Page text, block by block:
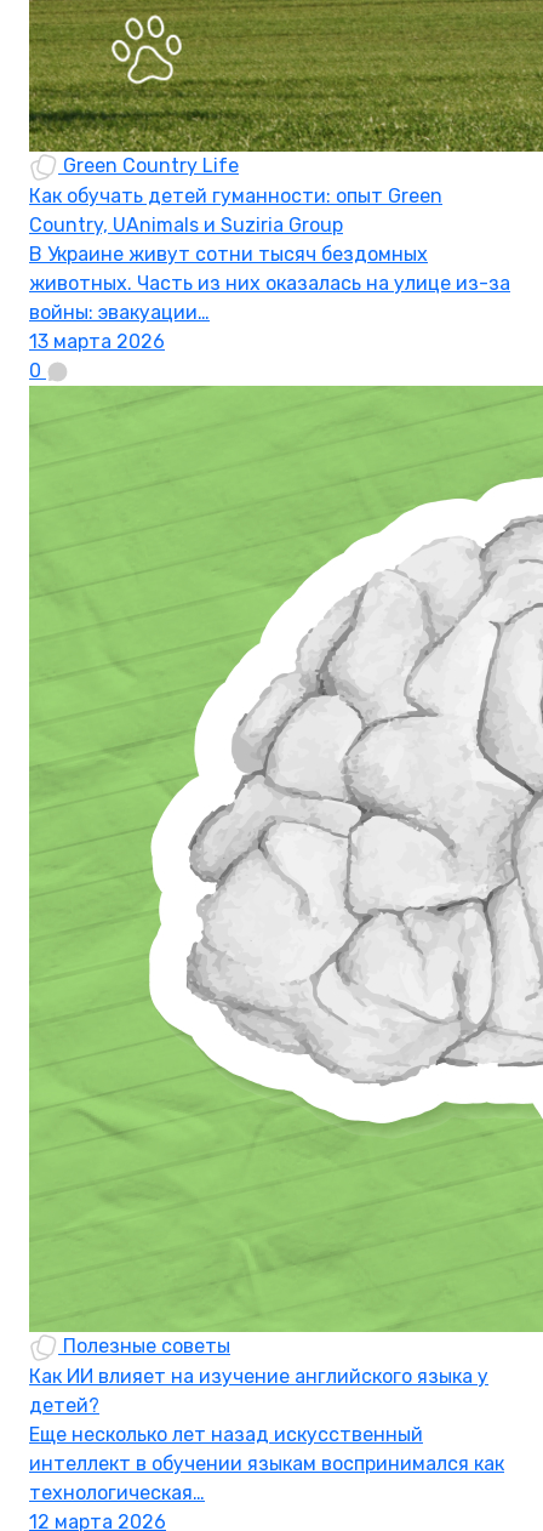
Green Country Life
Как обучать детей гуманности: опыт Green
Country, UAnimals и Suziria Group
В Украине живут сотни тысяч бездомных
животных. Часть из них оказалась на улице из-за
войны: эвакуации…
13 марта 2026
0
Полезные советы
Как ИИ влияет на изучение английского языка у
детей?
Еще несколько лет назад искусственный
интеллект в обучении языкам воспринимался как
технологическая…
12 марта 2026